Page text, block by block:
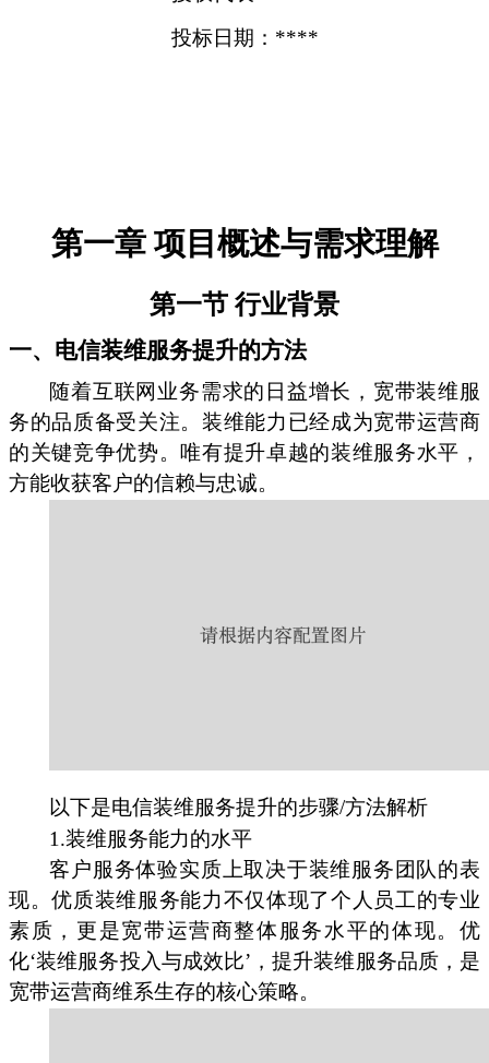
投标日期：****
第一章 项目概述与需求理解
第一节 行业背景
一、电信装维服务提升的方法
随着互联网业务需求的日益增长，宽带装维服
务的品质备受关注。装维能力已经成为宽带运营商
的关键竞争优势。唯有提升卓越的装维服务水平，
方能收获客户的信赖与忠诚。
以下是电信装维服务提升的步骤/方法解析
1.装维服务能力的水平
客户服务体验实质上取决于装维服务团队的表
现。优质装维服务能力不仅体现了个人员工的专业
素质，更是宽带运营商整体服务水平的体现。优
化‘装维服务投入与成效比’，提升装维服务品质，是
宽带运营商维系生存的核心策略。